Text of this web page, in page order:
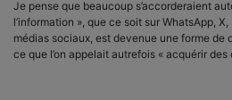
Je pense que beaucoup s’accorderaient
l’information », que ce soit sur WhatsApp,
médias sociaux, est devenue une forme de
ce que l’on appelait autrefois « acquérir